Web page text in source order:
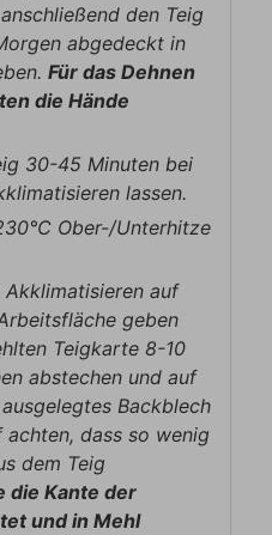
den Teig
abgedeckt in
Für das Dehnen
die Hände
30-45 Minuten bei
lassen.
Ober-/Unterhitze
Akklimatisieren auf
geben
Teigkarte 8-10
abstechen und auf
Backblech
dass so wenig
dem Teig
die Kante der
und in Mehl